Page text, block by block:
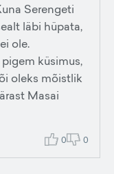
Serengeti
läbi hüpata,
ole.
küsimus,
oleks mõistlik
Masai
0 0